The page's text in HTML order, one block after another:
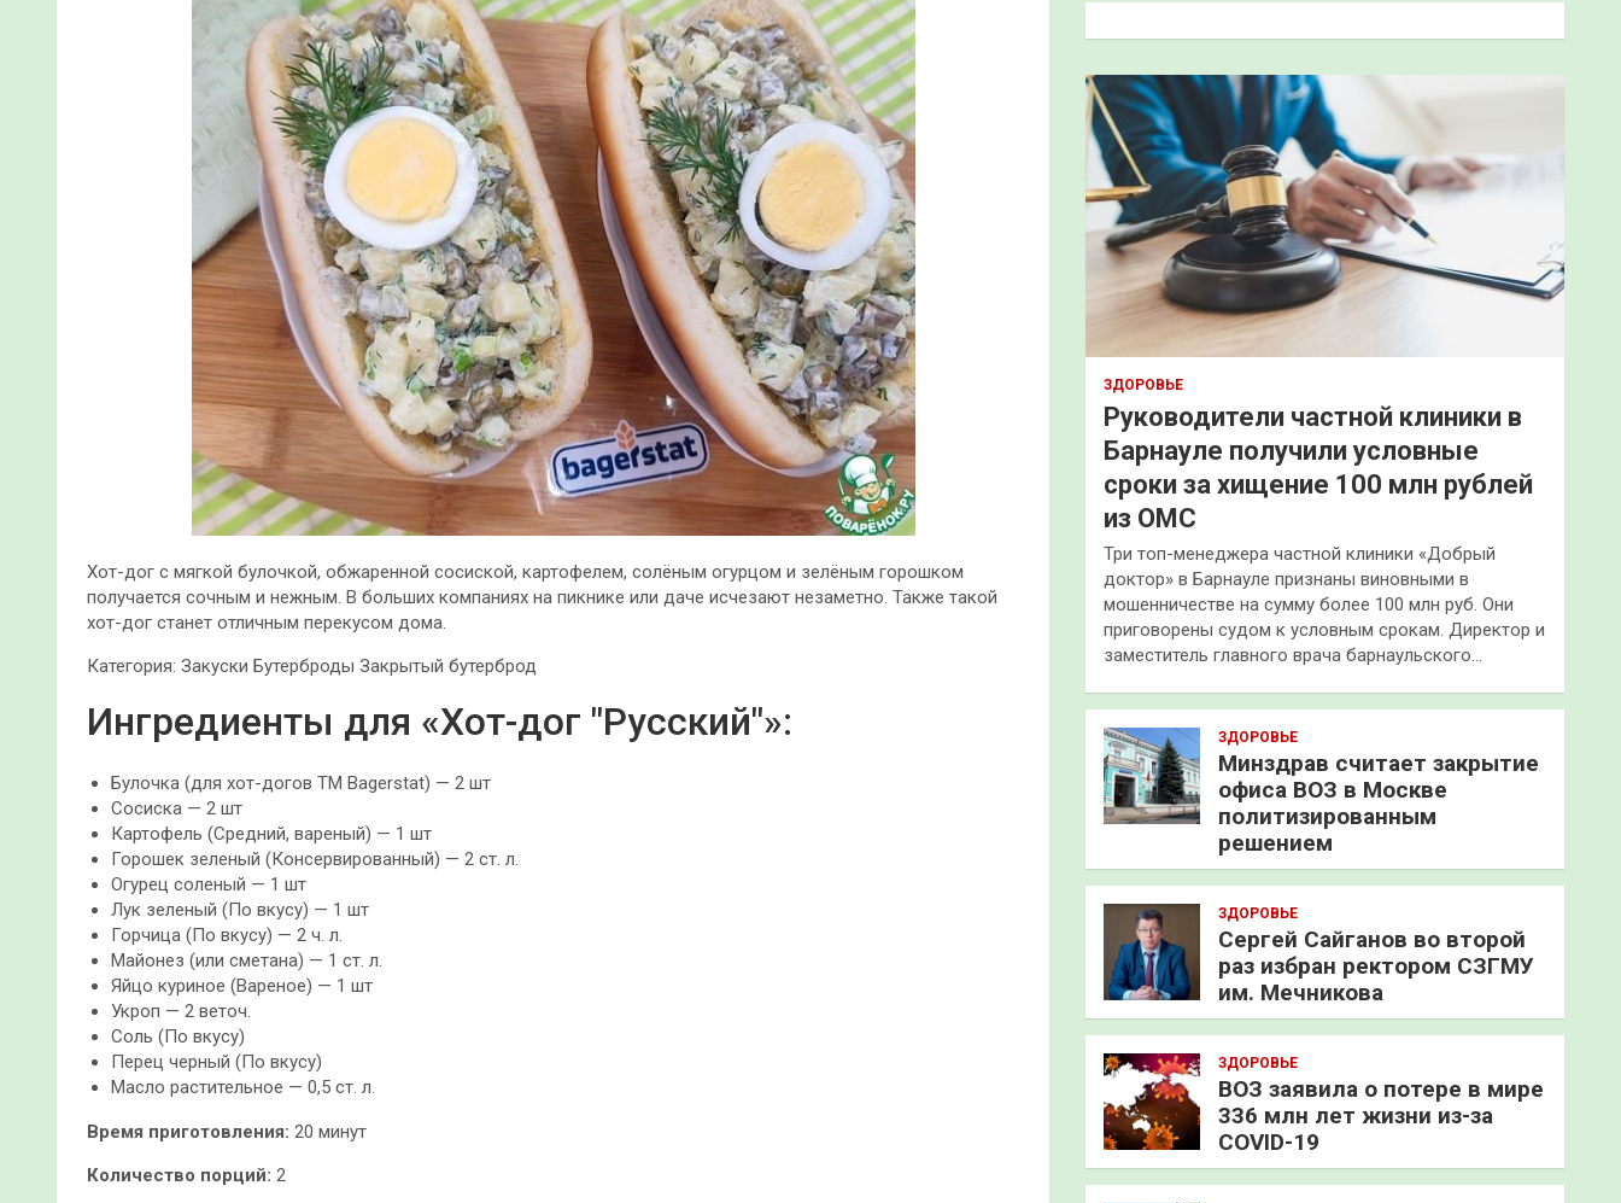
Хот-дог с мягкой булочкой, обжаренной сосиской, картофелем, солёным огурцом и зелёным горошком
получается сочным и нежным. В больших компаниях на пикнике или даче исчезают незаметно. Также такой
хот-дог станет отличным перекусом дома.
Категория: Закуски Бутерброды Закрытый бутерброд
Ингредиенты для «Хот-дог "Русский"»:
Булочка (для хот-догов ТМ Bagerstat) — 2 шт
Сосиска — 2 шт
Картофель (Средний, вареный) — 1 шт
Горошек зеленый (Консервированный) — 2 ст. л.
Огурец соленый — 1 шт
Лук зеленый (По вкусу) — 1 шт
Горчица (По вкусу) — 2 ч. л.
Майонез (или сметана) — 1 ст. л.
Яйцо куриное (Вареное) — 1 шт
Укроп — 2 веточ.
Соль (По вкусу)
Перец черный (По вкусу)
Масло растительное — 0,5 ст. л.
Время приготовления: 20 минут
Количество порций: 2
к
ЗДОРОВЬЕ
Руководители частной клиники в
Барнауле получили условные
сроки за хищение 100 млн рублей
из ОМС
Три топ-менеджера частной клиники «Добрый
доктор» в Барнауле признаны виновными в
мошенничестве на сумму более 100 млн руб. Они
приговорены судом к условным срокам. Директор и
заместитель главного врача барнаульского…
ЗДОРОВЬЕ
Минздрав считает закрытие
офиса ВОЗ в Москве
политизированным
решением
ЗДОРОВЬЕ
Сергей Сайганов во второй
раз избран ректором СЗГМУ
им. Мечникова
ЗДОРОВЬЕ
ВОЗ заявила о потере в мире
336 млн лет жизни из-за
COVID-19